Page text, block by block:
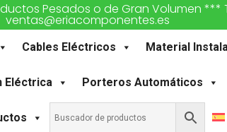
Pesados o de Gran Volumen ***
ventas@eriacomponentes.es
Cables Eléctricos Material
Eléctrica Porteros Automáticos